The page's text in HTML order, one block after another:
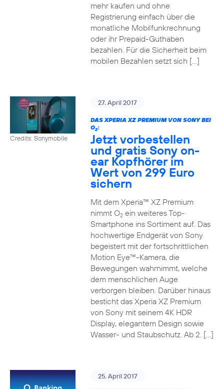
mehr kaufen und ohne
Registrierung einfach über die
monatliche Mobilfunkrechnung
oder ihr Prepaid-Guthaben
bezahlen. Für die Sicherheit beim
mobilen Bezahlen setzt sich […]
Credits: Sonymobile
27. April 2017
DAS XPERIA XZ PREMIUM VON SONY BEI
O2:
Jetzt vorbestellen
und gratis Sony on-
ear Kopfhörer im
Wert von 299 Euro
sichern
Mit dem Xperia™ XZ Premium
nimmt O2ein weiteres Top-
Smartphone ins Sortiment auf. Das
hochwertige Endgerät von Sony
begeistert mit der fortschrittlichen
Motion Eye™-Kamera, die
Bewegungen wahrnimmt, welche
dem menschlichen Auge
verborgen bleiben. Darüber hinaus
besticht das Xperia XZ Premium
von Sony mit seinem 4K HDR
Display, elegantem Design sowie
Wasser- und Staubschutz. Ab 2. […]
25. April 2017